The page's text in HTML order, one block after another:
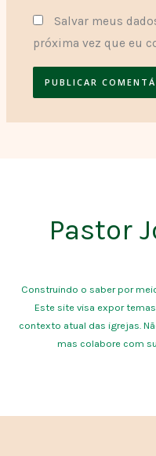
Salvar meus
próxima vez que eu
Pastor
Construindo o saber por
Este site visa expor
contexto atual das igrejas.
mas colabore com